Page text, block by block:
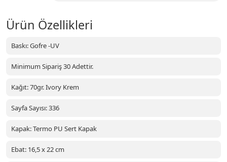
Ürün Özellikleri
Baskı: Gofre -UV
Minimum Sipariş 30 Adettir.
Kağıt: 70gr. Ivory Krem
Sayfa Sayısı: 336
Kapak: Termo PU Sert Kapak
Ebat: 16,5 x 22 cm